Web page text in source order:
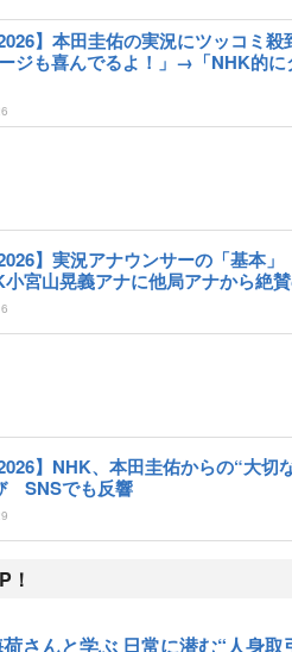
2026】本田圭佑の実況にツッコミ
ジも喜んでるよ！」→「NHK的に
2026】実況アナウンサーの「基本
宮山晃義アナに他局アナから絶
2026】NHK、本田圭佑からの“大切
SNSでも反響
！
荷さんと学ぶ 日常に潜む“人身取